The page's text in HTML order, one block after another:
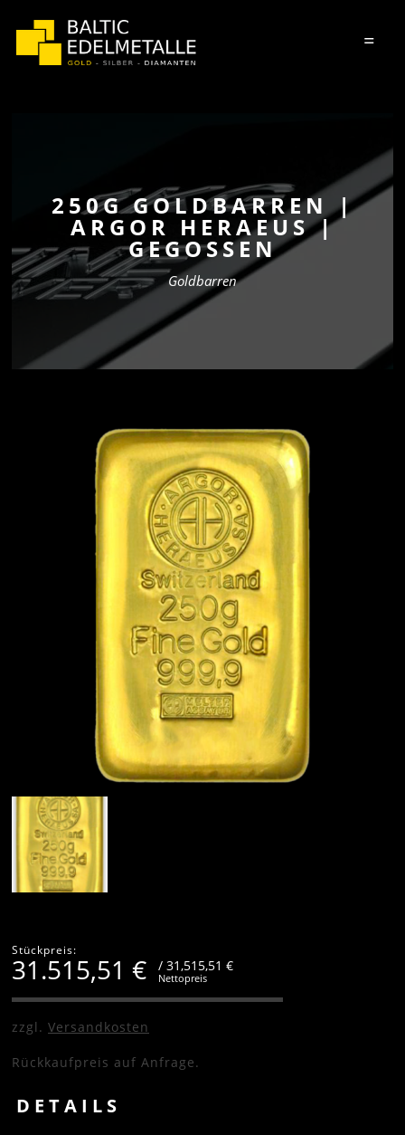
=
250G GOLDBARREN |
ARGOR HERAEUS |
GEGOSSEN
Goldbarren
Stückpreis:
31.515,51 € / 31,515,51 €
Nettopreis
zzgl. Versandkosten
Rückkaufpreis auf Anfrage.
DETAILS